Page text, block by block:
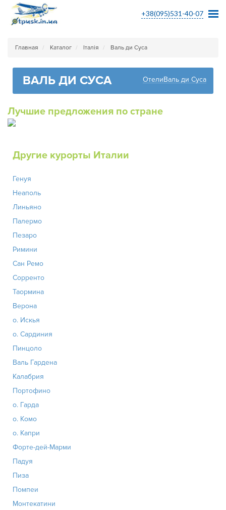
+38(095)531-40-07
Главная Каталог Італія Валь ди Суса
ВАЛЬ ДИ СУСА ОтелиВаль ди Суса
Лучшие предложения по стране
Другие курорты Италии
Генуя
Неаполь
Линьяно
Палермо
Пезаро
Римини
Сан Ремо
Сорренто
Таормина
Верона
о. Искья
о. Сардиния
Пинцоло
Валь Гардена
Калабрия
Портофино
о. Гарда
о. Комо
о. Капри
Форте-дей-Марми
Падуя
Пиза
Помпеи
Монтекатини